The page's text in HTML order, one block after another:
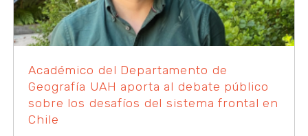
Académico del Departamento de
Geografía UAH aporta al debate público
sobre los desafíos del sistema frontal en
Chile